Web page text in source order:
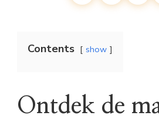
Contents show
Ontdek de